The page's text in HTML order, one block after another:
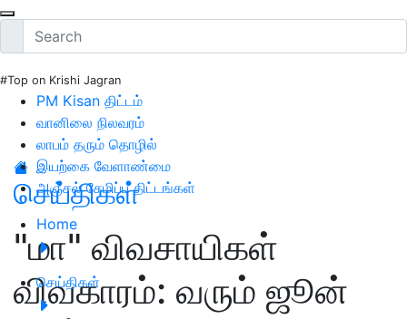
#Top on Krishi Jagran
PM Kisan திட்டம்
வானிலை நிலவரம்
லாபம் தரும் தொழில்
இயற்கை வேளாண்மை
அஞ்சல் சேமிப்பு திட்டங்கள்
Home
செய்திகள்
செய்திகள்
"மா" விவசாயிகள்
விவகாரம்: வரும் ஜூன்